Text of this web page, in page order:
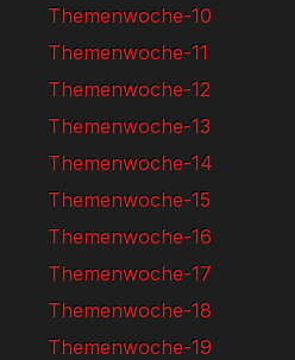
Themenwoche-10
Themenwoche-11
Themenwoche-12
Themenwoche-13
Themenwoche-14
Themenwoche-15
Themenwoche-16
Themenwoche-17
Themenwoche-18
Themenwoche-19